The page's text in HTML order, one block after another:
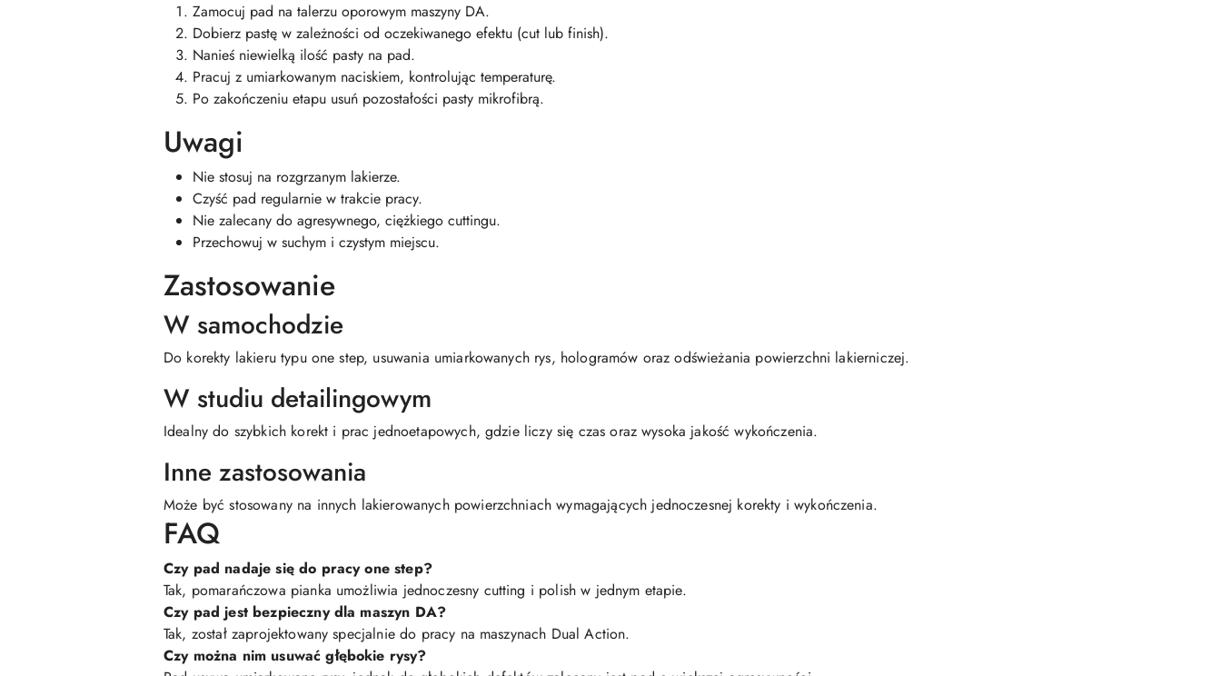
Zamocuj pad na talerzu oporowym maszyny DA.
Dobierz pastę w zależności od oczekiwanego efektu (cut lub finish).
Nanieś niewielką ilość pasty na pad.
Pracuj z umiarkowanym naciskiem, kontrolując temperaturę.
Po zakończeniu etapu usuń pozostałości pasty mikrofibrą.
Uwagi
Nie stosuj na rozgrzanym lakierze.
Czyść pad regularnie w trakcie pracy.
Nie zalecany do agresywnego, ciężkiego cuttingu.
Przechowuj w suchym i czystym miejscu.
Zastosowanie
W samochodzie
Do korekty lakieru typu one step, usuwania umiarkowanych rys, hologramów oraz odświeżania powierzchni lakierniczej.
W studiu detailingowym
Idealny do szybkich korekt i prac jednoetapowych, gdzie liczy się czas oraz wysoka jakość wykończenia.
Inne zastosowania
Może być stosowany na innych lakierowanych powierzchniach wymagających jednoczesnej korekty i wykończenia.
FAQ
Czy pad nadaje się do pracy one step?
Tak, pomarańczowa pianka umożliwia jednoczesny cutting i polish w jednym etapie.
Czy pad jest bezpieczny dla maszyn DA?
Tak, został zaprojektowany specjalnie do pracy na maszynach Dual Action.
Czy można nim usuwać głębokie rysy?